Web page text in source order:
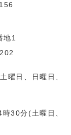
1
曜日、日曜日、
30分(土曜日、